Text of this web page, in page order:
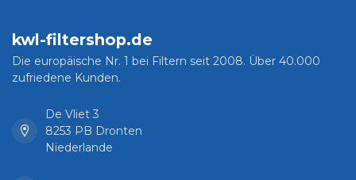
kwl-filtershop.de
Die europäische Nr. 1 bei Filtern seit 2008. Über 40.000
zufriedene Kunden.
De Vliet 3
8253 PB Dronten
Niederlande